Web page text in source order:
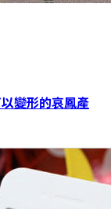
變形的哀鳳產